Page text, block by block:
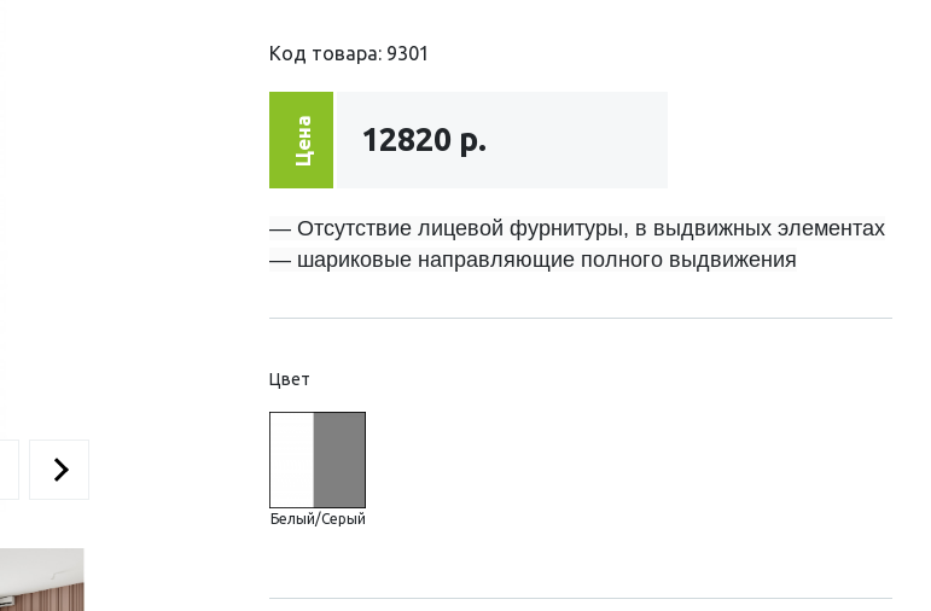
Код товара: 9301
Цена 12820 р.
— Отсутствие лицевой фурнитуры, в выдвижных элементах
— шариковые направляющие полного выдвижения
Цвет
Белый/Серый